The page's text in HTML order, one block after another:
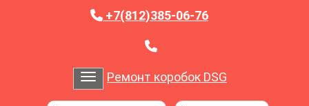
+7(812)385-06-76
Toggle navigation
Ремонт коробок DSG